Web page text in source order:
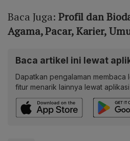
Baca Juga: Profil dan
Agama, Pacar, Karier,
Baca artikel ini lewat
Dapatkan pengalaman membaca
fitur menarik lainnya lewat